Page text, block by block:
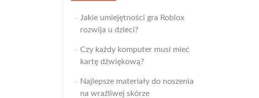
Jakie umiejętności gra Roblox
rozwija u dzieci?
Czy każdy komputer musi mieć
kartę dźwiękową?
Najlepsze materiały do noszenia
na wrażliwej skórze